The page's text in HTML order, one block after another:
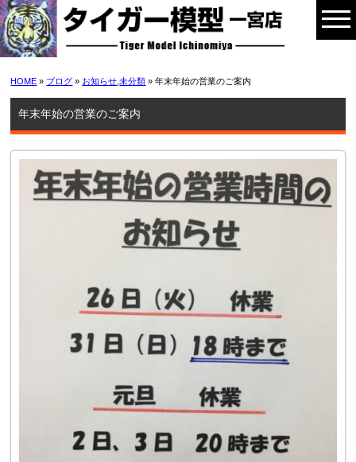
HOME » ブログ » お知らせ ,未分類 » 年末年始の営業のご案内
年末年始の営業のご案内